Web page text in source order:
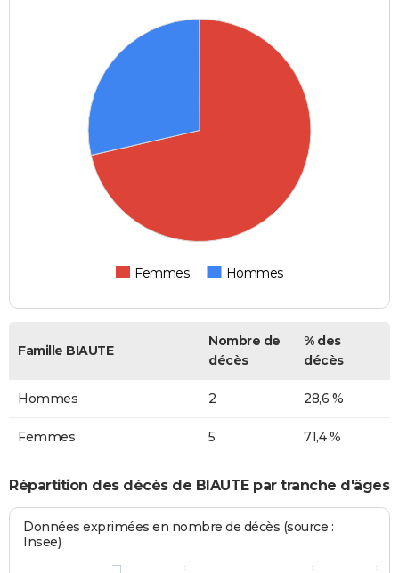
Femmes Hommes
Famille BIAUTE
Nombre de
décès
% des
décès
Hommes 2 28,6 %
Femmes 5 71,4 %
Répartition des décès de BIAUTE par tranche d'âges
Données exprimées en nombre de décès (source :
Insee)